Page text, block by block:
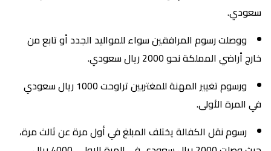
سعودي.
ووصلت رسوم المرافقين سواء للمواليد الجدد أو تابع من
خارج أراضي المملكة نحو 2000 ريال سعودي.
ورسوم تغيير المهنة للمغتربين تراوحت 1000 ريال سعودي
في المرة الأولى.
رسوم نقل الكفالة يختلف المبلغ في أول مرة عن ثالث مرة،